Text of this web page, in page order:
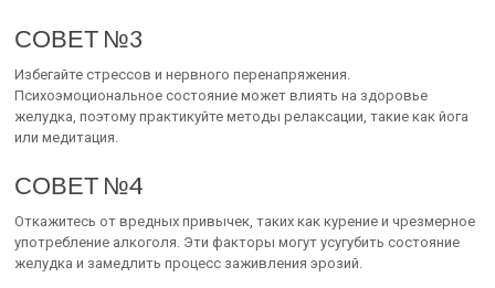
СОВЕТ №3
Избегайте стрессов и нервного перенапряжения.
Психоэмоциональное состояние может влиять на здоровье
желудка, поэтому практикуйте методы релаксации, такие как йога
или медитация.
СОВЕТ №4
Откажитесь от вредных привычек, таких как курение и чрезмерное
употребление алкоголя. Эти факторы могут усугубить состояние
желудка и замедлить процесс заживления эрозий.